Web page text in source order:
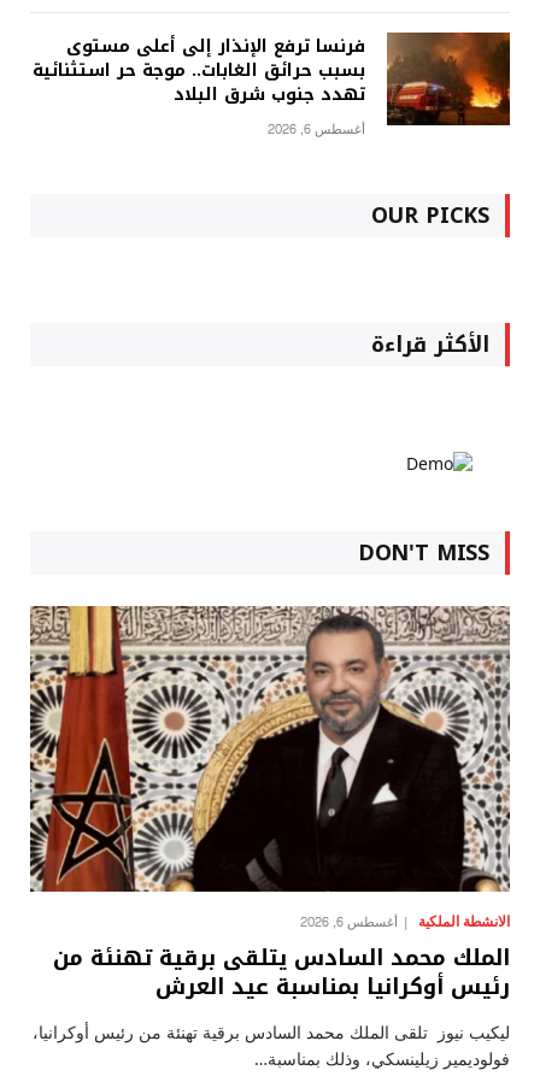
فرنسا ترفع الإنذار إلى أعلى مستوى
بسبب حرائق الغابات.. موجة حر استثنائية
تهدد جنوب شرق البلاد
أغسطس 6, 2026
OUR PICKS
الأكثر قراءة
DON'T MISS
الانشطة الملكية أغسطس 6, 2026
الملك محمد السادس يتلقى برقية تهنئة من
رئيس أوكرانيا بمناسبة عيد العرش
ليكيب نيوز تلقى الملك محمد السادس برقية تهنئة من رئيس أوكرانيا،
فولوديمير زيلينسكي، وذلك بمناسبة…